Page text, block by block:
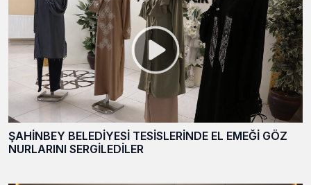
ŞAHİNBEY BELEDİYESİ TESİSLERİNDE EL EMEĞİ GÖZ
NURLARINI SERGİLEDİLER